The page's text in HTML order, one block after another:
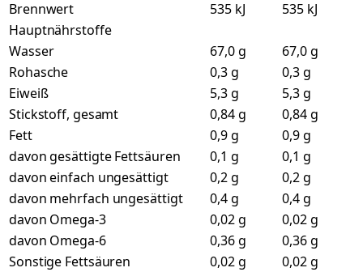
Brennwert 535 kJ
535 kJ
Hauptnährstoffe
Wasser
67,0 g
67,0 g
Rohasche
0,3 g
0,3 g
Eiweiß
5,3 g
5,3 g
Stickstoff, gesamt
0,84 g
0,84 g
Fett
0,9 g
0,9 g
davon gesättigte Fettsäuren
0,1 g
0,1 g
davon einfach ungesättigt
0,2 g
0,2 g
davon mehrfach ungesättigt
0,4 g
0,4 g
davon Omega-3
0,02 g
0,02 g
davon Omega-6
0,36 g
0,36 g
Sonstige Fettsäuren
0,02 g
0,02 g